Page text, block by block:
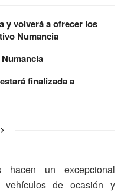
y volverá a ofrecer los
Numancia
finalizada a
hacen un excepcional
de ocasión y